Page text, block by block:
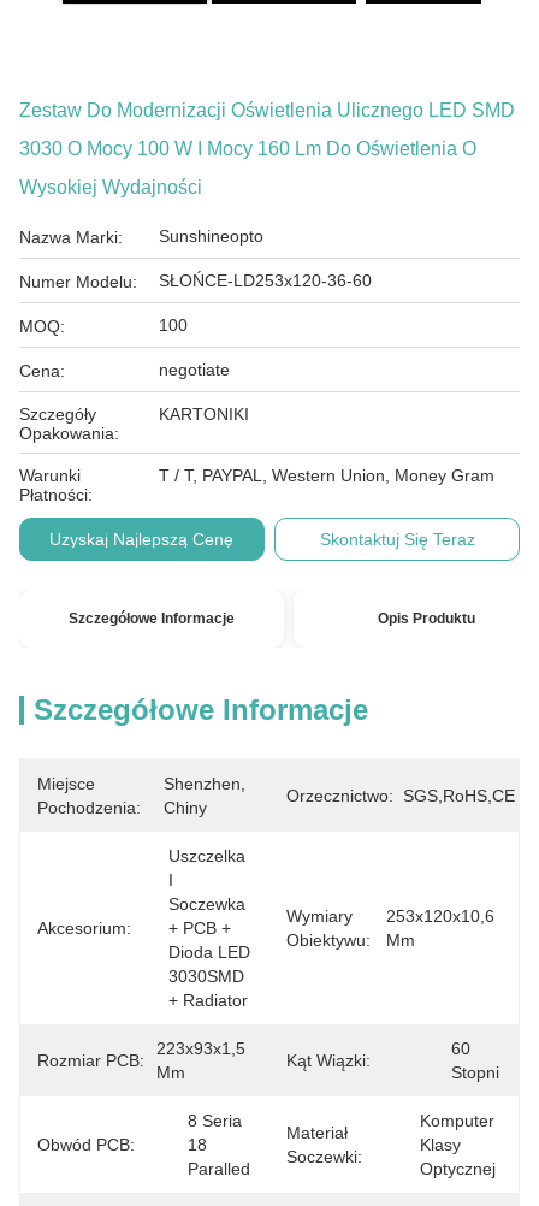
Zestaw Do Modernizacji Oświetlenia Ulicznego LED SMD
3030 O Mocy 100 W I Mocy 160 Lm Do Oświetlenia O
Wysokiej Wydajności
Nazwa Marki: Sunshineopto
Numer Modelu: SŁOŃCE-LD253x120-36-60
MOQ: 100
Cena: negotiate
Szczegóły
Opakowania:
KARTONIKI
Warunki
Płatności:
T / T, PAYPAL, Western Union, Money Gram
Uzyskaj Najlepszą Cenę Skontaktuj Się Teraz
Szczegółowe Informacje Opis Produktu
Szczegółowe Informacje
Miejsce
Pochodzenia:
Shenzhen,
Chiny
Orzecznictwo: SGS,RoHS,CE
Akcesorium:
Uszczelka
I
Soczewka
+ PCB +
Dioda LED
3030SMD
+ Radiator
Wymiary
Obiektywu:
253x120x10,6
Mm
Rozmiar PCB:
223x93x1,5
Mm
Kąt Wiązki:
60
Stopni
Obwód PCB:
8 Seria
18
Paralled
Materiał
Soczewki:
Komputer
Klasy
Optycznej